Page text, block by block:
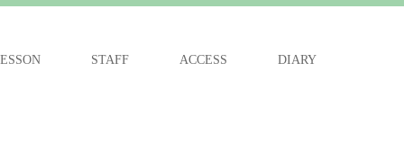
STAFF ACCESS DIARY